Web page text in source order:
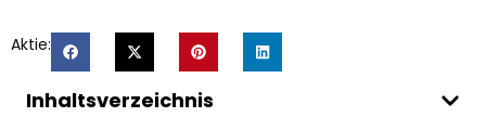
Aktie:
Inhaltsverzeichnis